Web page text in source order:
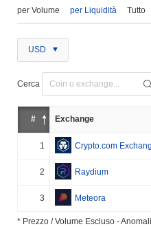
per Volume per Liquidità Tutto
USD
Cerca
# Exchange
1 Crypto.com
2 Raydium
3 Meteora
* Prezzo / Volume Escluso -